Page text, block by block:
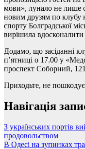
мови», лунало не лише
новим друзям по клубу
спорту Болградської
вирішила
Додамо, що засіданні
п’ятниці о 17.00 у
проспект Соборний,
Приходьте, не
Навігація
З українських портів
продовольством
В Одесі на зупинках